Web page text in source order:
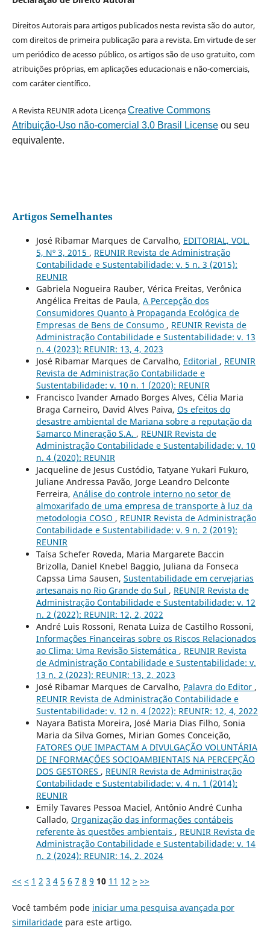
Direitos Autorais para artigos publicados nesta revista são do autor,
com direitos de primeira publicação para a revista. Em virtude de ser
um periódico de acesso público, os artigos são de uso gratuito, com
atribuições próprias, em aplicações educacionais e não-comerciais,
com caráter científico.
A Revista REUNIR adota LicençaCreative Commons
Atribuição-Uso não-comercial 3.0 Brasil Licenseou seu
equivalente.
Artigos Semelhantes
José Ribamar Marques de Carvalho, EDITORIAL, VOL.
5, Nº 3, 2015 , REUNIR Revista de Administração
Contabilidade e Sustentabilidade: v. 5 n. 3 (2015):
REUNIR
Gabriela Nogueira Rauber, Vérica Freitas, Verônica
Angélica Freitas de Paula, A Percepção dos
Consumidores Quanto à Propaganda Ecológica de
Empresas de Bens de Consumo , REUNIR Revista de
Administração Contabilidade e Sustentabilidade: v. 13
n. 4 (2023): REUNIR: 13, 4, 2023
José Ribamar Marques de Carvalho, Editorial , REUNIR
Revista de Administração Contabilidade e
Sustentabilidade: v. 10 n. 1 (2020): REUNIR
Francisco Ivander Amado Borges Alves, Célia Maria
Braga Carneiro, David Alves Paiva, Os efeitos do
desastre ambiental de Mariana sobre a reputação da
Samarco Mineração S.A. , REUNIR Revista de
Administração Contabilidade e Sustentabilidade: v. 10
n. 4 (2020): REUNIR
Jacqueline de Jesus Custódio, Tatyane Yukari Fukuro,
Juliane Andressa Pavão, Jorge Leandro Delconte
Ferreira, Análise do controle interno no setor de
almoxarifado de uma empresa de transporte à luz da
metodologia COSO , REUNIR Revista de Administração
Contabilidade e Sustentabilidade: v. 9 n. 2 (2019):
REUNIR
Taísa Schefer Roveda, Maria Margarete Baccin
Brizolla, Daniel Knebel Baggio, Juliana da Fonseca
Capssa Lima Sausen, Sustentabilidade em cervejarias
artesanais no Rio Grande do Sul , REUNIR Revista de
Administração Contabilidade e Sustentabilidade: v. 12
n. 2 (2022): REUNIR: 12, 2, 2022
André Luis Rossoni, Renata Luiza de Castilho Rossoni,
Informações Financeiras sobre os Riscos Relacionados
ao Clima: Uma Revisão Sistemática , REUNIR Revista
de Administração Contabilidade e Sustentabilidade: v.
13 n. 2 (2023): REUNIR: 13, 2, 2023
José Ribamar Marques de Carvalho, Palavra do Editor ,
REUNIR Revista de Administração Contabilidade e
Sustentabilidade: v. 12 n. 4 (2022): REUNIR: 12, 4, 2022
Nayara Batista Moreira, José Maria Dias Filho, Sonia
Maria da Silva Gomes, Mirian Gomes Conceição,
FATORES QUE IMPACTAM A DIVULGAÇÃO VOLUNTÁRIA
DE INFORMAÇÕES SOCIOAMBIENTAIS NA PERCEPÇÃO
DOS GESTORES , REUNIR Revista de Administração
Contabilidade e Sustentabilidade: v. 4 n. 1 (2014):
REUNIR
Emily Tavares Pessoa Maciel, Antônio André Cunha
Callado, Organização das informações contábeis
referente às questões ambientais , REUNIR Revista de
Administração Contabilidade e Sustentabilidade: v. 14
n. 2 (2024): REUNIR: 14, 2, 2024
<< < 1 2 3 4 5 6 7 8 9 10 11 12 > >>
Você também pode iniciar uma pesquisa avançada por
similaridadepara este artigo.